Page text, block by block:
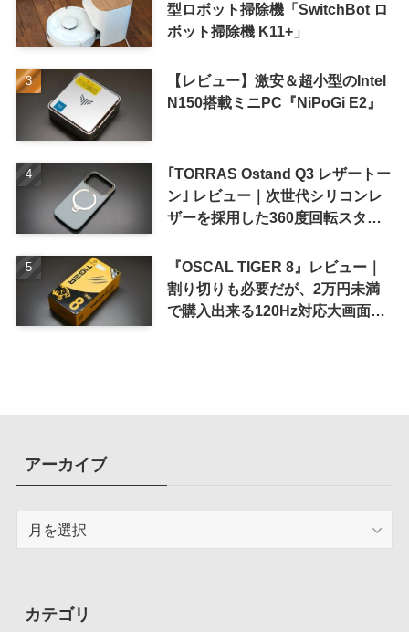
型ロボット掃除機「SwitchBot ロ
ボット掃除機 K11+」
【レビュー】激安＆超小型のIntel
N150搭載ミニPC『NiPoGi E2』
｢TORRAS Ostand Q3 レザートー
ン｣ レビュー｜次世代シリコンレ
ザーを採用した360度回転スタン
『OSCAL TIGER 8』レビュー｜
割り切りも必要だが、2万円未満
で購入出来る120Hz対応大画面ス
アーカイブ
ブカテゴリ